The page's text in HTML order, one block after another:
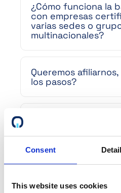
Consent
This website uses cookies
¿Cómo funciona la
con empresas
varias sedes o
multinacionales?
Queremos
los pasos?
perfil. Cómo
coste?
precios?